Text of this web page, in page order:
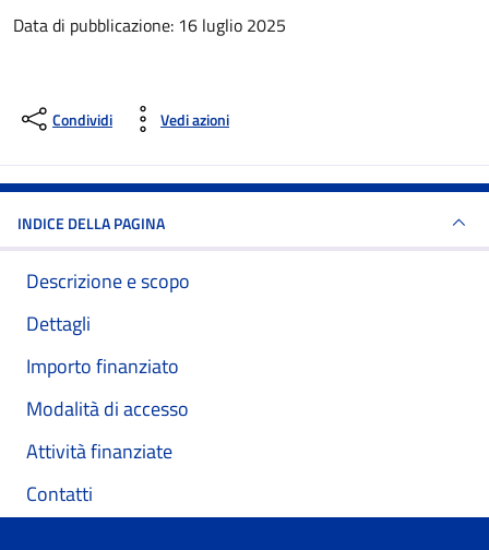
Data di pubblicazione: 16 luglio 2025
Condividi Vedi azioni
INDICE DELLA PAGINA
Descrizione e scopo
Dettagli
Importo finanziato
Modalità di accesso
Attività finanziate
Contatti